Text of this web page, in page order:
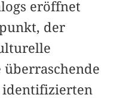
eröffnet
der
identifizierten